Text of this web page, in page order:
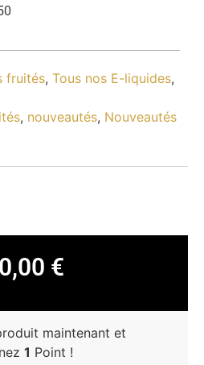
fruités, Tous nos E-liquides,
, nouveautés, Nouveautés
€
maintenant et
1 Point !